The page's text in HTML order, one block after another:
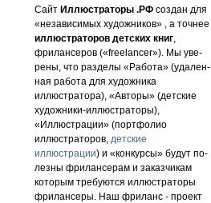
Сайт Иллюстраторы .РФ создан для
«не­за­ви­си­мых ху­дож­ни­ков» , а точнее
иллюстраторов детских книг,
фрилансеров («fre­elan­cer»). Мы уве­
ре­ны, что раз­де­лы «Работа» (уда­лен­
ная работа для художника
иллюстратора), «Авторы» (детские
художники-иллюстраторы),
«Иллюстрации» (портфолио
иллюстраторов, детские
иллюстрации) и «кон­кур­сы» бу­дут по­
лез­ны фри­лан­се­рам и за­каз­чи­кам
которым требуются иллюстраторы
фрилансеры. Наш фри­ланс - про­ект